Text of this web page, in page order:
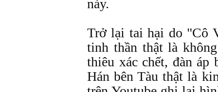
này.
Trở lại tai hại do "Cô
tinh thần thật là
thiêu xác chết, đàn
Hán bên Tàu thật là